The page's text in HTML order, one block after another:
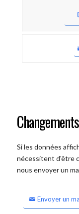
Si les données
nécessitent d'être
nous envoyer un
Envoyer un